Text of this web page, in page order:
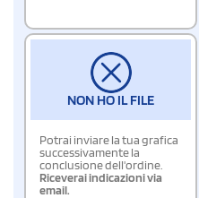
NON HO IL FILE
Potrai inviare la tua grafica
successivamente la
conclusione dell'ordine.
Riceverai indicazioni via
email.